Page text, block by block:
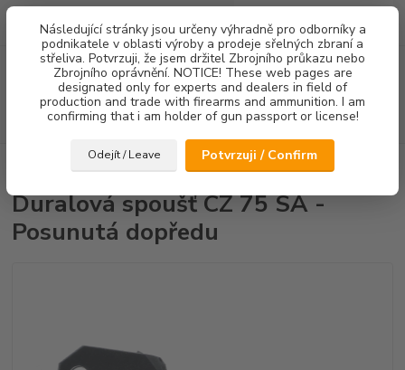
Následující stránky jsou určeny výhradně pro odborníky a
podnikatele v oblasti výroby a prodeje sřelných zbraní a
střeliva. Potvrzuji, že jsem držitel Zbrojního průkazu nebo
Zbrojního oprávnění. NOTICE! These web pages are
designated only for experts and dealers in field of
production and trade with firearms and ammunition. I am
confirming that i am holder of gun passport or license!
Odejít / Leave Potvrzuji / Confirm
Menu
Hledat
za0,00 Kč
Duralová spoušť CZ 75 SA - Posunutá dopředu
Duralová spoušť CZ 75 SA -
Posunutá dopředu